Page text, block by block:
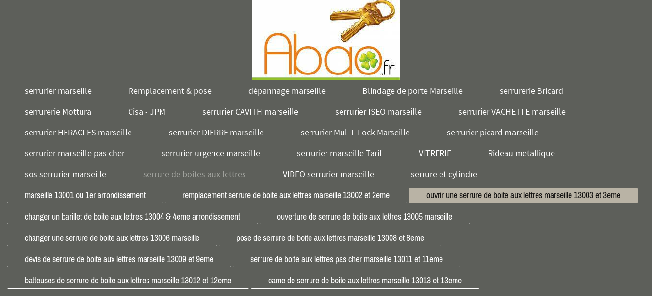
serrurier marseille Remplacement & pose dépannage marseille Blindage de porte Marseille
serrurerie Bricard
serrurerie Mottura
Cisa - JPM serrurier CAVITH marseille serrurier ISEO marseille
serrurier VACHETTE marseille
serrurier HERACLES marseille
serrurier DIERRE marseille serrurier Mul-T-Lock Marseille
serrurier picard marseille
serrurier marseille pas cher
serrurier urgence marseille serrurier marseille Tarif VITRERIE
Rideau metallique
sos serrurier marseille
serrure de boites aux lettres VIDEO serrurier marseille serrure et cylindre
marseille 13001 ou 1er arrondissement remplacement serrure de boite aux lettres marseille 13002 et 2eme ouvrir une serrure de boite aux lettres marseille 13003 et 3eme
changer un barillet de boite aux lettres 13004 & 4eme arrondissement ouverture de serrure de boite aux lettres 13005 marseille
changer une serrure de boite aux lettres 13006 marseille pose de serrure de boite aux lettres marseille 13008 et 8eme
devis de serrure de boite aux lettres marseille 13009 et 9eme serrure de boite aux lettres pas cher marseille 13011 et 11eme
batteuses de serrure de boite aux lettres marseille 13012 et 12eme came de serrure de boite aux lettres marseille 13013 et 13eme